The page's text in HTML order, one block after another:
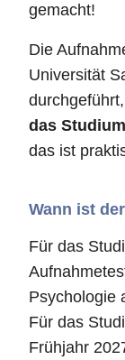
gemacht!
Die
Universität
das
das ist
Wann ist
Für das
Psychologie
Für das
Frühjahr